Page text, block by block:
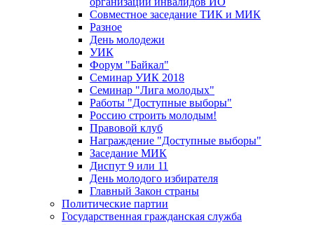
Совместное заседание ТИК и МИК
Разное
День молодежи
УИК
Форум "Байкал"
Семинар УИК 2018
Семинар "Лига молодых"
Работы "Доступные выборы"
Россию строить молодым!
Правовой клуб
Награждение "Доступные выборы"
Заседание МИК
Диспут 9 или 11
День молодого избирателя
Главный Закон страны
Политические партии
Государственная гражданская служба